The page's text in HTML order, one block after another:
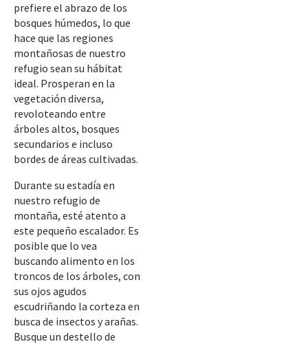
prefiere el abrazo de los
bosques húmedos, lo que
hace que las regiones
montañosas de nuestro
refugio sean su hábitat
ideal. Prosperan en la
vegetación diversa,
revoloteando entre
árboles altos, bosques
secundarios e incluso
bordes de áreas cultivadas.
Durante su estadía en
nuestro refugio de
montaña, esté atento a
este pequeño escalador. Es
posible que lo vea
buscando alimento en los
troncos de los árboles, con
sus ojos agudos
escudriñando la corteza en
busca de insectos y arañas.
Busque un destello de